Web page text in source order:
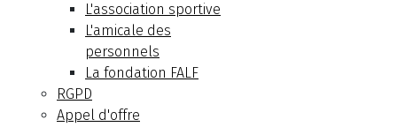
L'association sportive
L'amicale des
personnels
La fondation FALF
RGPD
Appel d'offre